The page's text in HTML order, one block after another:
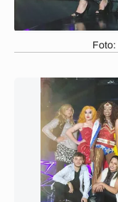
Foto: